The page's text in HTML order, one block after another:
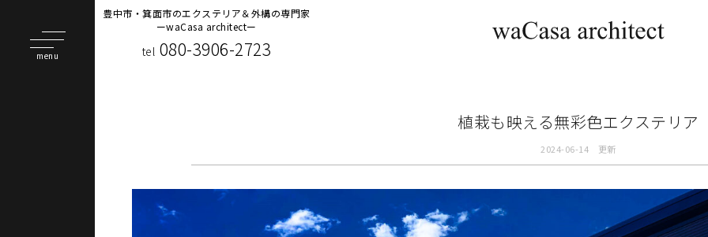
menu
豊中市・箕面市のエクステリア＆外構の専門家
ーwaCasa architectー
tel 080-3906-2723
植栽も映える無彩色エクステリア
2024-06-14 更新